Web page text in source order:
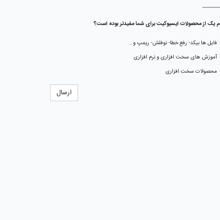
یک از محصولات ایسیوکیت برای شما مفیدتر بوده است؟
فایل ها بیکد- رفع خطا- نوفلش- ریمپ و...
آموزش های سخت افزاری و نرم افزاری
محصولات سخت افزاری
ارسال